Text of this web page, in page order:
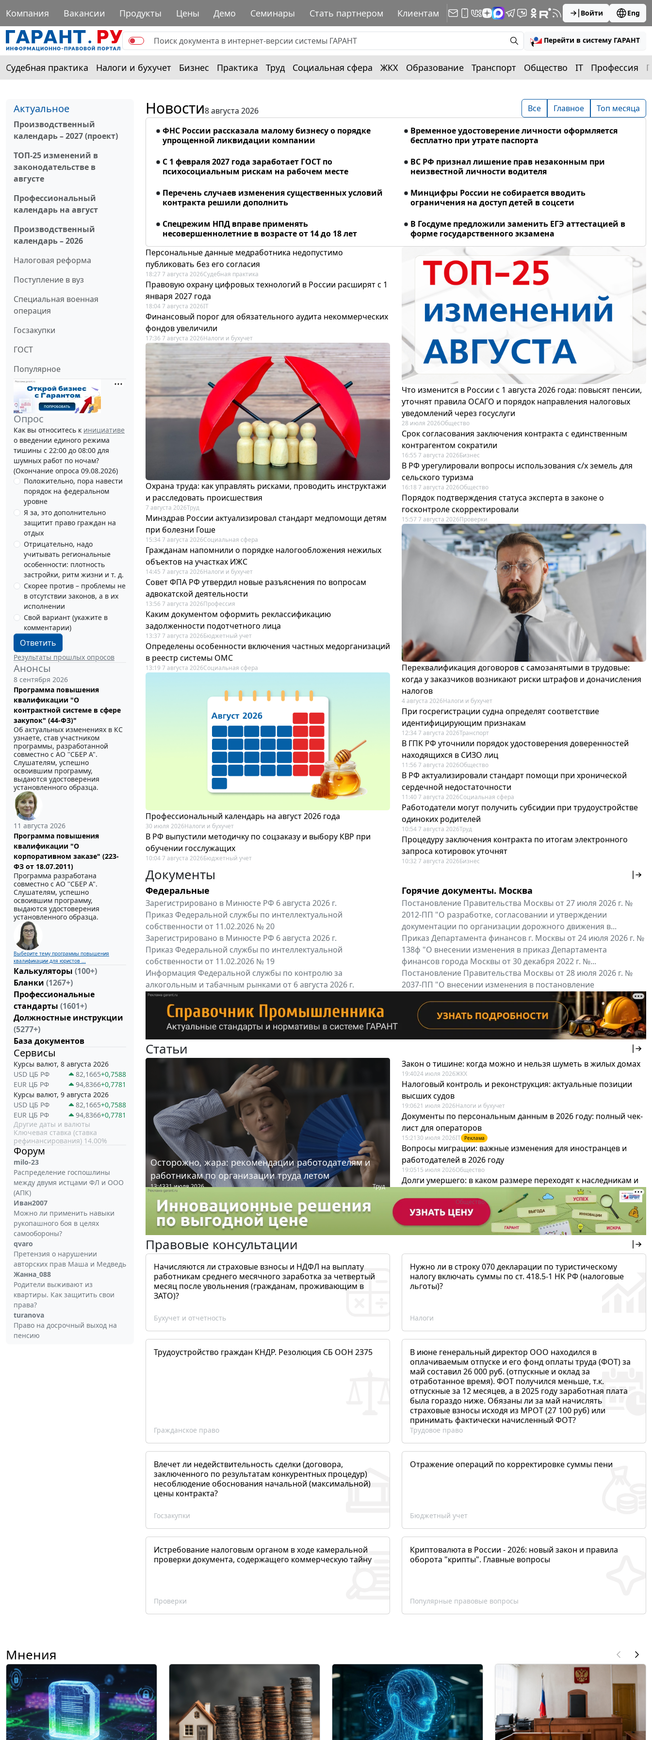
Компания Вакансии Продукты Цены Демо Семинары Стать партнером Клиентам Войти Eng
Перейти в систему ГАРАНТ
Судебная практика Налоги и бухучет Бизнес Практика Труд Социальная сфера ЖКХ Образование Транспорт Общество IT Профессия
Актуальное
Производственный
календарь – 2027 (проект)
ТОП-25 изменений в
законодательстве в
августе
Профессиональный
календарь на август
Производственный
календарь – 2026
Налоговая реформа
Поступление в вуз
Специальная военная
операция
Госзакупки
ГОСТ
Популярное
Опрос
Как вы относитесь к инициативе
о введении единого режима
тишины с 22:00 до 08:00 для
шумных работ по ночам?
(Окончание опроса 09.08.2026)
Положительно, пора навести
порядок на федеральном
уровне
Я за, это дополнительно
защитит право граждан на
отдых
Отрицательно, надо
учитывать региональные
особенности: плотность
застройки, ритм жизни и т. д.
Скорее против – проблемы не
в отсутствии законов, а в их
исполнении
Свой вариант (укажите в
комментарии)
Ответить
Результаты прошлых опросов
Анонсы
8 сентября 2026
Программа повышения
квалификации "О
контрактной системе в сфере
закупок" (44-ФЗ)"
Об актуальных изменениях в КС
узнаете, став участником
программы, разработанной
совместно с АО ''СБЕР А".
Слушателям, успешно
освоившим программу,
выдаются удостоверения
установленного образца.
11 августа 2026
Программа повышения
квалификации "О
корпоративном заказе" (223-
ФЗ от 18.07.2011)
Программа разработана
совместно с АО ''СБЕР А".
Слушателям, успешно
освоившим программу,
выдаются удостоверения
установленного образца.
Выберите тему программы повышения
квалификации для юристов ...
Калькуляторы (100+)
Бланки (1267+)
Профессиональные
стандарты (1601+)
Должностные инструкции
(5277+)
База документов
Сервисы
Курсы валют, 8 августа 2026
USD ЦБ РФ
82,1665+0,7588
EUR ЦБ РФ
94,8366+0,7781
Курсы валют, 9 августа 2026
USD ЦБ РФ
82,1665+0,7588
EUR ЦБ РФ
94,8366+0,7781
Другие даты и валюты
Ключевая ставка (ставка
рефинансирования) 14.00%
Форум
milo-23
Распределение госпошлины
между двумя истцами ФЛ и ООО
(АПК)
Иван2007
Можно ли применить навыки
рукопашного боя в целях
самообороны?
qvaro
Претензия о нарушении
авторских прав Маша и Медведь
Жанна_088
Родители выживают из
квартиры. Как защитить свои
права?
turanova
Право на досрочный выход на
пенсию
Новости8 августа 2026 Все Главное Топ месяца
ФНС России рассказала малому бизнесу о порядке
упрощенной ликвидации компании
Временное удостоверение личности оформляется
бесплатно при утрате паспорта
С 1 февраля 2027 года заработает ГОСТ по
психосоциальным рискам на рабочем месте
ВС РФ признал лишение прав незаконным при
неизвестной личности водителя
Перечень случаев изменения существенных условий
контракта решили дополнить
Минцифры России не собирается вводить
ограничения на доступ детей в соцсети
Спецрежим НПД вправе применять
несовершеннолетние в возрасте от 14 до 18 лет
В Госдуме предложили заменить ЕГЭ аттестацией в
форме государственного экзамена
Персональные данные медработника недопустимо
публиковать без его согласия
18:27 7 августа 2026Судебная практика
Правовую охрану цифровых технологий в России расширят с 1
января 2027 года
18:04 7 августа 2026IT
Финансовый порог для обязательного аудита некоммерческих
фондов увеличили
17:36 7 августа 2026Налоги и бухучет
Охрана труда: как управлять рисками, проводить инструктажи
и расследовать происшествия
7 августа 2026Труд
Минздрав России актуализировал стандарт медпомощи детям
при болезни Гоше
15:34 7 августа 2026Социальная сфера
Гражданам напомнили о порядке налогообложения нежилых
объектов на участках ИЖС
14:45 7 августа 2026Налоги и бухучет
Совет ФПА РФ утвердил новые разъяснения по вопросам
адвокатской деятельности
13:56 7 августа 2026Профессия
Каким документом оформить реклассификацию
задолженности подотчетного лица
13:37 7 августа 2026Бюджетный учет
Определены особенности включения частных медорганизаций
в реестр системы ОМС
13:19 7 августа 2026Социальная сфера
Профессиональный календарь на август 2026 года
30 июля 2026Налоги и бухучет
В РФ выпустили методичку по соцзаказу и выбору КВР при
обучении госслужащих
10:04 7 августа 2026Бюджетный учет
Что изменится в России с 1 августа 2026 года: повысят пенсии,
уточнят правила ОСАГО и порядок направления налоговых
уведомлений через госуслуги
28 июля 2026Общество
Срок согласования заключения контракта с единственным
контрагентом сократили
16:55 7 августа 2026Бизнес
В РФ урегулировали вопросы использования с/х земель для
сельского туризма
16:18 7 августа 2026Общество
Порядок подтверждения статуса эксперта в законе о
госконтроле скорректировали
15:57 7 августа 2026Проверки
Переквалификация договоров с самозанятыми в трудовые:
когда у заказчиков возникают риски штрафов и доначисления
налогов
4 августа 2026Налоги и бухучет
При госрегистрации судна определят соответствие
идентифицирующим признакам
12:34 7 августа 2026Транспорт
В ГПК РФ уточнили порядок удостоверения доверенностей
находящихся в СИЗО лиц
11:56 7 августа 2026Общество
В РФ актуализировали стандарт помощи при хронической
сердечной недостаточности
11:40 7 августа 2026Социальная сфера
Работодатели могут получить субсидии при трудоустройстве
одиноких родителей
10:54 7 августа 2026Труд
Процедуру заключения контракта по итогам электронного
запроса котировок уточнят
10:32 7 августа 2026Бизнес
Документы
Федеральные
Зарегистрировано в Минюсте РФ 6 августа 2026 г.
Приказ Федеральной службы по интеллектуальной
собственности от 11.02.2026 № 20
Зарегистрировано в Минюсте РФ 6 августа 2026 г.
Приказ Федеральной службы по интеллектуальной
собственности от 11.02.2026 № 19
Информация Федеральной службы по контролю за
алкогольным и табачным рынками от 6 августа 2026 г.
"Вниманию производителей и импортёров алкогольной...
Все федеральные документы
Горячие документы. Москва
Постановление Правительства Москвы от 27 июля 2026 г. №
2012-ПП "О разработке, согласовании и утверждении
документации по организации дорожного движения в...
Приказ Департамента финансов г. Москвы от 24 июля 2026 г. №
138ф "О внесении изменения в приказ Департамента
финансов города Москвы от 30 декабря 2022 г. №...
Постановление Правительства Москвы от 28 июля 2026 г. №
2037-ПП "О внесении изменения в постановление
Правительства Москвы от 26 июля 2011 г. № 334-ПП"
Все региональные документы Мой регион ...
Статьи
Осторожно, жара: рекомендации работодателям и
работникам по организации труда летом
13:4331 июля 2026 Труд
Закон о тишине: когда можно и нельзя шуметь в жилых домах
19:4024 июля 2026ЖКХ
Налоговый контроль и реконструкция: актуальные позиции
высших судов
19:0621 июля 2026Налоги и бухучет
Документы по персональным данным в 2026 году: полный чек-
лист для операторов
15:21 30 июля 2026IT Реклама
Вопросы миграции: важные изменения для иностранцев и
работодателей в 2026 году
19:0515 июля 2026Общество
Долги умершего: в каком размере переходят к наследникам и
19:43 Общество
Правовые консультации
Начисляются ли страховые взносы и НДФЛ на выплату
работникам среднего месячного заработка за четвертый
месяц после увольнения (гражданам, проживающим в
ЗАТО)?
Бухучет и отчетность
Нужно ли в строку 070 декларации по туристическому
налогу включать суммы по ст. 418.5-1 НК РФ (налоговые
льготы)?
Налоги
Трудоустройство граждан КНДР. Резолюция СБ ООН 2375
Гражданское право
В июне генеральный директор ООО находился в
оплачиваемым отпуске и его фонд оплаты труда (ФОТ) за
май составил 26 000 руб. (отпускные и оклад за
отработанное время). ФОТ получился меньше, т.к.
отпускные за 12 месяцев, а в 2025 году заработная плата
была гораздо ниже. Обязаны ли за май начислять
страховые взносы исходя из МРОТ (27 100 руб) или
принимать фактически начисленный ФОТ?
Трудовое право
Влечет ли недействительность сделки (договора,
заключенного по результатам конкурентных процедур)
несоблюдение обоснования начальной (максимальной)
цены контракта?
Госзакупки
Отражение операций по корректировке суммы пени
Бюджетный учет
Истребование налоговым органом в ходе камеральной
проверки документа, содержащего коммерческую тайну
Проверки
Криптовалюта в России - 2026: новый закон и правила
оборота "крипты". Главные вопросы
Популярные правовые вопросы
Мнения